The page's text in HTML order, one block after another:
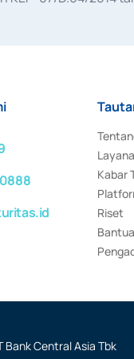
Kabar
Riset
Bank Central Asia Tbk